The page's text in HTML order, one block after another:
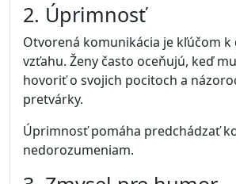
2. Úprimnosť
Otvorená komunikácia je kľúčom
vzťahu. Ženy často oceňujú, keď
hovoriť o svojich pocitoch a
pretvárky.
Úprimnosť pomáha predchádzať
nedorozumeniam.